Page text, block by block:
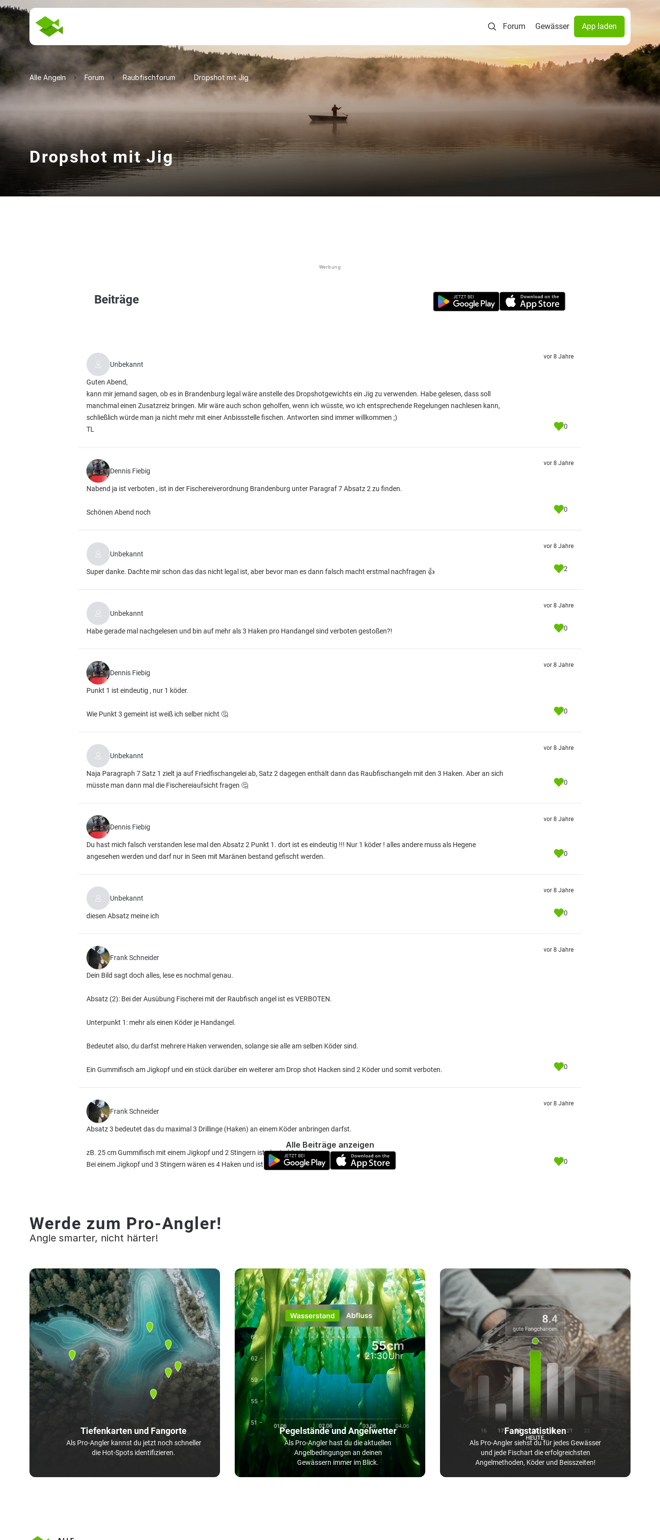
Forum Gewässer App laden
Alle Angeln Forum Raubfischforum Dropshot mit Jig
Dropshot mit Jig
Werbung
Beiträge
Unbekannt
Guten Abend,
kann mir jemand sagen, ob es in Brandenburg legal wäre anstelle des Dropshotgewichts ein Jig zu verwenden. Habe gelesen, dass soll
manchmal einen Zusatzreiz bringen. Mir wäre auch schon geholfen, wenn ich wüsste, wo ich entsprechende Regelungen nachlesen kann,
schließlich würde man ja nicht mehr mit einer Anbissstelle fischen. Antworten sind immer willkommen ;)
TL
vor 8 Jahre
0
Dennis Fiebig
Nabend ja ist verboten , ist in der Fischereiverordnung Brandenburg unter Paragraf 7 Absatz 2 zu finden.
Schönen Abend noch
vor 8 Jahre
0
Unbekannt
Super danke. Dachte mir schon das das nicht legal ist, aber bevor man es dann falsch macht erstmal nachfragen 👍
vor 8 Jahre
2
Unbekannt
Habe gerade mal nachgelesen und bin auf mehr als 3 Haken pro Handangel sind verboten gestoßen?!
vor 8 Jahre
0
Dennis Fiebig
Punkt 1 ist eindeutig , nur 1 köder.
Wie Punkt 3 gemeint ist weiß ich selber nicht 🤔
vor 8 Jahre
0
Unbekannt
Naja Paragraph 7 Satz 1 zielt ja auf Friedfischangelei ab, Satz 2 dagegen enthält dann das Raubfischangeln mit den 3 Haken. Aber an sich
müsste man dann mal die Fischereiaufsicht fragen 🤔
vor 8 Jahre
0
Dennis Fiebig
Du hast mich falsch verstanden lese mal den Absatz 2 Punkt 1. dort ist es eindeutig !!! Nur 1 köder ! alles andere muss als Hegene
angesehen werden und darf nur in Seen mit Maränen bestand gefischt werden.
vor 8 Jahre
0
Unbekannt
diesen Absatz meine ich
vor 8 Jahre
0
Frank Schneider
Dein Bild sagt doch alles, lese es nochmal genau.
Absatz (2): Bei der Ausübung Fischerei mit der Raubfisch angel ist es VERBOTEN.
Unterpunkt 1: mehr als einen Köder je Handangel.
Bedeutet also, du darfst mehrere Haken verwenden, solange sie alle am selben Köder sind.
Ein Gummifisch am Jigkopf und ein stück darüber ein weiterer am Drop shot Hacken sind 2 Köder und somit verboten.
vor 8 Jahre
0
Frank Schneider
Absatz 3 bedeutet das du maximal 3 Drillinge (Haken) an einem Köder anbringen darfst.
zB. 25 cm Gummifisch mit einem Jigkopf und 2 Stingern ist ok, sind 3 Haken.
Bei einem Jigkopf und 3 Stingern wären es 4 Haken und ist somit verboten.
vor 8 Jahre
0
Alle Beiträge anzeigen
Werde zum Pro-Angler!
Angle smarter, nicht härter!
Tiefenkarten und Fangorte
Als Pro-Angler kannst du jetzt noch schneller
die Hot-Spots identifizieren.
Pegelstände und Angelwetter
Als Pro-Angler hast du die aktuellen
Angelbedingungen an deinen
Gewässern immer im Blick.
Fangstatistiken
Als Pro-Angler siehst du für jedes Gewässer
und jede Fischart die erfolgreichsten
Angelmethoden, Köder und Beisszeiten!